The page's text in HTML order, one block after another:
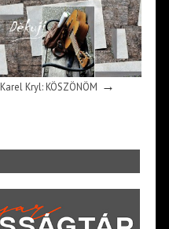
Karel Kryl: KÖSZÖNÖM →